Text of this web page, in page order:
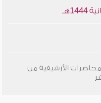
الأرشيفية من